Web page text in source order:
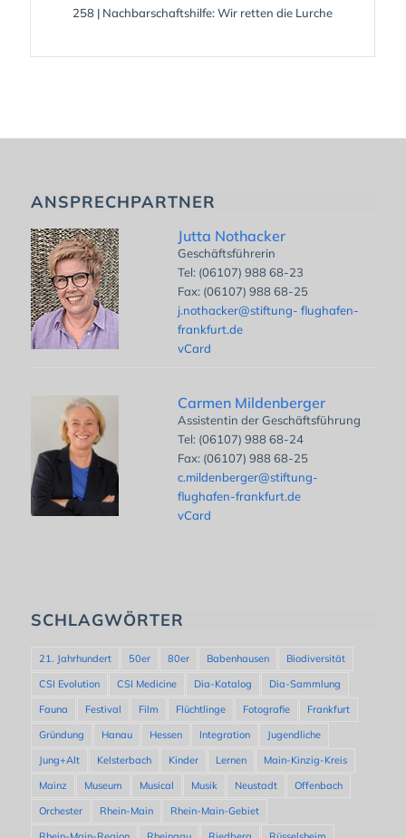
258 | Nachbarschaftshilfe: Wir retten die Lurche
ANSPRECHPARTNER
Jutta Nothacker
Geschäftsführerin
Tel: (06107) 988 68-23
Fax: (06107) 988 68-25
j.nothacker@stiftung- flughafen-
frankfurt.de
vCard
Carmen Mildenberger
Assistentin der Geschäftsführung
Tel: (06107) 988 68-24
Fax: (06107) 988 68-25
c.mildenberger@stiftung-
flughafen-frankfurt.de
vCard
SCHLAGWÖRTER
21. Jahrhundert 50er 80er Babenhausen
Biodiversität
CSI Evolution
CSI Medicine Dia-Katalog
Dia-Sammlung
Fauna
Festival Film Flüchtlinge Fotografie
Frankfurt
Gründung
Hanau Hessen Integration
Jugendliche
Jung+Alt
Kelsterbach Kinder Lernen
Main-Kinzig-Kreis
Mainz
Museum Musical Musik Neustadt
Offenbach
Orchester
Rhein-Main
Rhein-Main-Gebiet